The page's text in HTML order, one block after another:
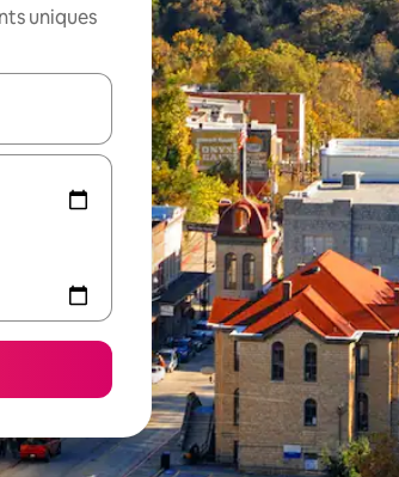
uniques
les flèches vers le haut et vers le bas pour les